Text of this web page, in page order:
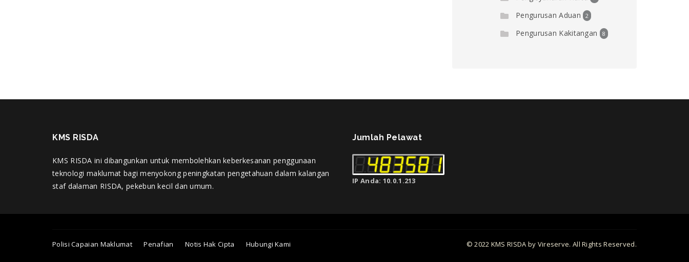
Pengurusan Aduan 2
Pengurusan Kakitangan 8
KMS RISDA
KMS RISDA ini dibangunkan untuk membolehkan keberkesanan penggunaan
teknologi maklumat bagi menyokong peningkatan pengetahuan dalam kalangan
staf dalaman RISDA, pekebun kecil dan umum.
Jumlah Pelawat
IP Anda: 10.0.1.213
Polisi Capaian Maklumat Penafian Notis Hak Cipta Hubungi Kami © 2022 KMS RISDA by Vireserve. All Rights Reserved.